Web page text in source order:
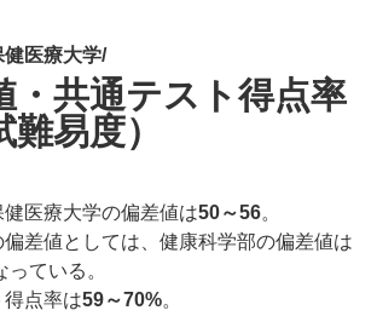
医療大学/
・共通テスト得点率
難易度）
医療大学の偏差値は50～56。
差値としては、健康科学部の偏差値は
っている。
点率は59～70%。